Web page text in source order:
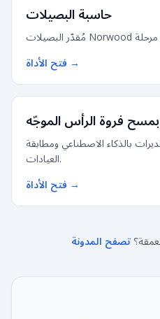
حاسبة البصيلات
فتح الأداة →
فروة الرأس الموجّه
بالذكاء الاصطناعي ومطابقة
العيادات.
فتح الأداة →
تصفح المدونة